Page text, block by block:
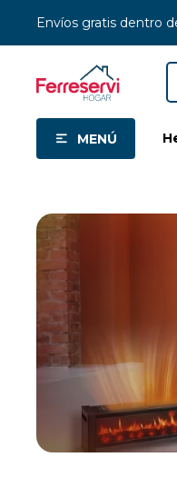
MENÚ
Envíos gratis dentro